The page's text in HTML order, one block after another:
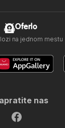
Oferlo
na jednom mestu
nas